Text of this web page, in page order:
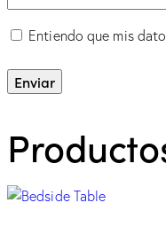
Entiendo que mis